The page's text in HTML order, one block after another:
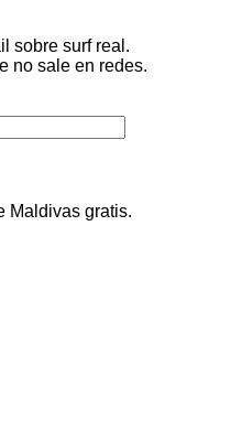
sobre surf real.
no sale en redes.
Maldivas gratis.